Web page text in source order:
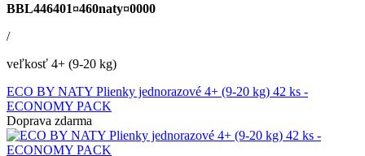
BBL446401¤460naty¤0000
/
veľkosť 4+ (9-20 kg)
ECO BY NATY Plienky jednorazové 4+ (9-20 kg) 42 ks -
ECONOMY PACK
Doprava zdarma